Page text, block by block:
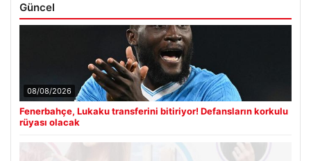
Güncel
08/08/2026
Fenerbahçe, Lukaku transferini bitiriyor! Defansların korkulu
rüyası olacak